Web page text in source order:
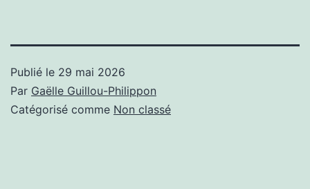
Publié le 29 mai 2026
Par Gaëlle Guillou-Philippon
Catégorisé comme Non classé